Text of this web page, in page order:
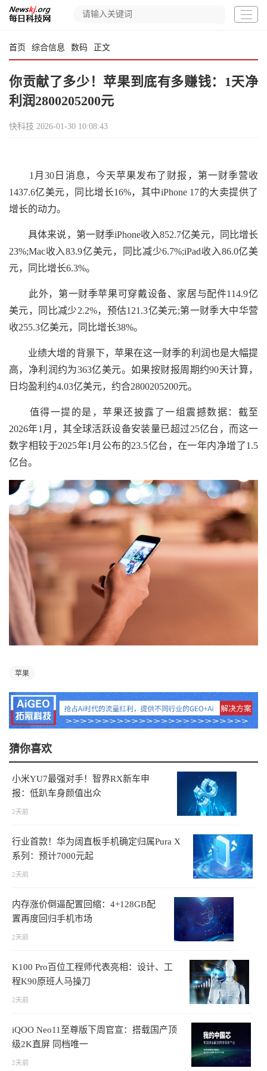
首页 综合信息 数码 正文
你贡献了多少！苹果到底有多赚钱：1天净
利润2800205200元
快科技 2026-01-30 10:08:43
1月30日消息，今天苹果发布了财报，第一财季营收
1437.6亿美元，同比增长16%，其中iPhone 17的大卖提供了
增长的动力。
具体来说，第一财季iPhone收入852.7亿美元，同比增长
23%;Mac收入83.9亿美元，同比减少6.7%;iPad收入86.0亿美
元，同比增长6.3%。
此外，第一财季苹果可穿戴设备、家居与配件114.9亿
美元，同比减少2.2%，预估121.3亿美元;第一财季大中华营
收255.3亿美元，同比增长38%。
业绩大增的背景下，苹果在这一财季的利润也是大幅提
高，净利润约为363亿美元。如果按财报周期约90天计算，
日均盈利约4.03亿美元，约合2800205200元。
值得一提的是，苹果还披露了一组震撼数据：截至
2026年1月，其全球活跃设备安装量已超过25亿台，而这一
数字相较于2025年1月公布的23.5亿台，在一年内净增了1.5
亿台。
苹果
猜你喜欢
小米YU7最强对手！智界RX新车申
报：低趴车身颜值出众
2天前
行业首款！华为阔直板手机确定归属Pura X
系列：预计7000元起
2天前
内存涨价倒逼配置回缩：4+128GB配
置再度回归手机市场
2天前
K100 Pro百位工程师代表亮相：设计、工
程K90原班人马操刀
2天前
iQOO Neo11至尊版下周官宣：搭载国产顶
级2K直屏 同档唯一
2天前